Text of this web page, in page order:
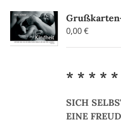
0,00€
* * * * *
SICH
EINE